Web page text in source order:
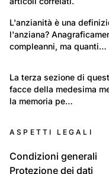
Tempo libero e Cultura:
Anziani nella
L'anzianità è una
l'anziana?
compleanni, ma quanti…
Anziani nella Svizzera
Memoria e oblio
La terza sezione di
facce della medesima
la memoria pe…
ASPETTI LEGALI
Condizioni generali
Protezione dei dati